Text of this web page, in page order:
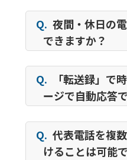
Q. 夜間・休日の
できますか？
Q.
「転送録」で
ージで自動応答
Q. 代表電話を複
けることは可能